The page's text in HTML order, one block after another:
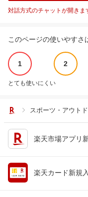
対話方式のチャットが開きま
このページの使いやすさ
1 2
とても使いにくい
スポーツ・アウト
楽天市場アプリ
楽天カード新規